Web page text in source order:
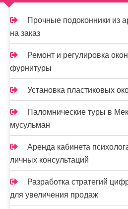
ц
и
я
з
а
п
и
с
е
й
Прочные подоконники из
на заказ
Ремонт и регулировка
фурнитуры
Установка пластиковых
Паломнические туры в
мусульман
Аренда кабинета
личных консультаций
Разработка стратегий
для увеличения продаж